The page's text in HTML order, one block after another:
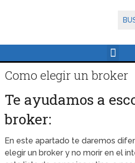
Como elegir un broker
Te ayudamos a
broker:
En este apartado te daremos
elegir un broker y no morir en el